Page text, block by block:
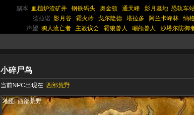
副本: 血槌炉渣矿井 钢铁码头 奥金顿 通天峰 影月墓地 恐轨车
德拉诺: 影月谷 霜火岭 戈尔隆德 塔拉多 阿兰卡峰林 纳
声望: 鸦人流亡者 主教议会 霜狼兽人 嘲颅兽人 沙塔尔防御
小碎尸鸟
当前NPC出现在: 西部荒野
地图: 西部荒野